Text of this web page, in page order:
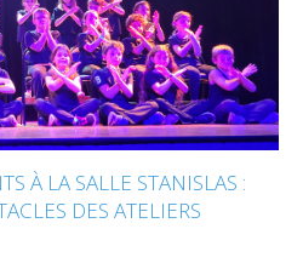
À LA SALLE STANISLAS :
DES ATELIERS